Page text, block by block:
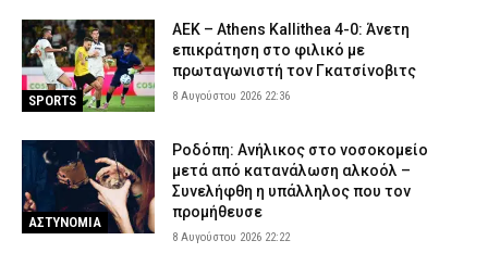
Δολοφονία 38χρονης στην Κυψέλη: «Δεν μπορούμε να
πιστέψουμε ότι το έκανε» λέει το ζευγάρι που είχε φιλοξενήσει
τον 26χρονο Αφγανό
ΑΣΤΥΝΟΜΙΑ 8 Αυγούστου 2026 14:51
Συνελήφθη μέλος της ρωσόφωνης μαφίας στο Παλαιό Φάληρο –
Εμπλέκεται σε εκβιασμούς και ξυλοδαρμούς επιχειρηματιών
ΑΣΤΥΝΟΜΙΑ 8 Αυγούστου 2026 14:33
SPORTS
ΑΕΚ – Athens Kallithea 4-0: Άνετη
επικράτηση στο φιλικό με
πρωταγωνιστή τον Γκατσίνοβιτς
8 Αυγούστου 2026 22:36
ΑΣΤΥΝΟΜΙΑ
Ροδόπη: Ανήλικος στο νοσοκομείο
μετά από κατανάλωση αλκοόλ –
Συνελήφθη η υπάλληλος που τον
προμήθευσε
8 Αυγούστου 2026 22:22